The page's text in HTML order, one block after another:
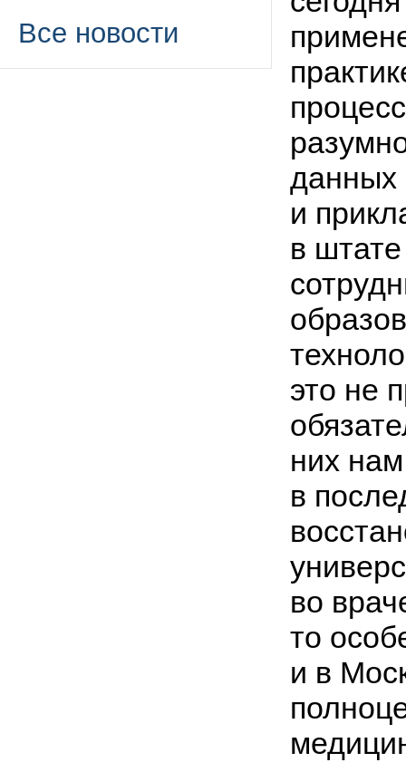
Все новости
данных
и
в
это не
них
в
во
то
и в